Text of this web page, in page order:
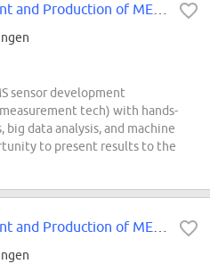
sensor development
tech) with hands-
data analysis, and machine
to present results to the